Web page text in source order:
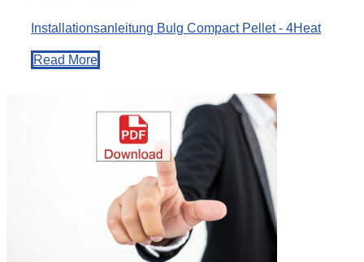
Installationsanleitung Bulg Compact Pellet - 4Heat
Read More